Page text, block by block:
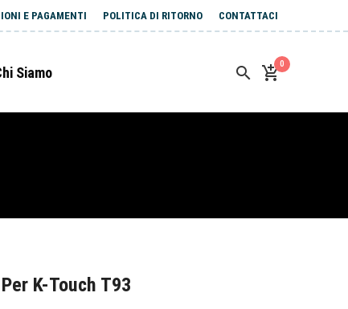
E PAGAMENTI POLITICA DI RITORNO CONTATTACI
Siamo
0
K-Touch T93